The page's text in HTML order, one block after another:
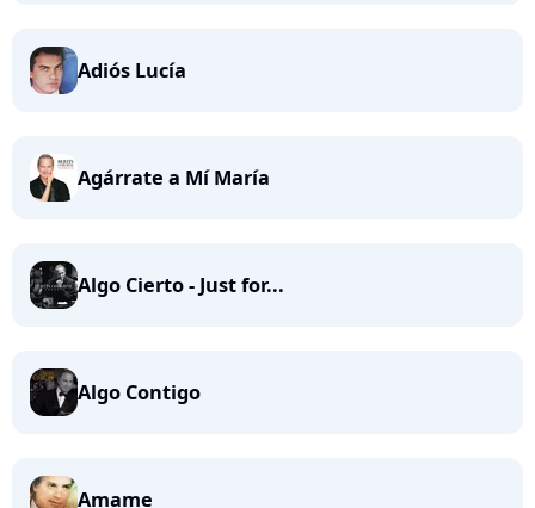
Adiós Lucía
Agárrate a Mí María
Algo Cierto - Just for...
Algo Contigo
Amame